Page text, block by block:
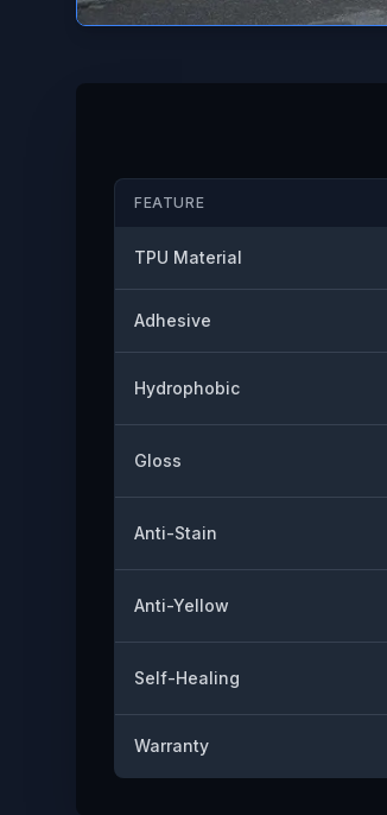
FEATURE
TPU Material
Adhesive
Hydrophobic
Gloss
Anti-Stain
Anti-Yellow
Self-Healing
Warranty